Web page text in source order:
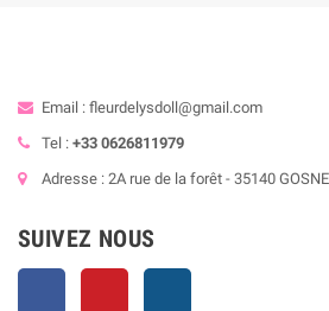
Email : fleurdelysdoll@gmail.com
Tel : +33 0626811979
Adresse : 2A rue de la forêt - 35140
SUIVEZ NOUS